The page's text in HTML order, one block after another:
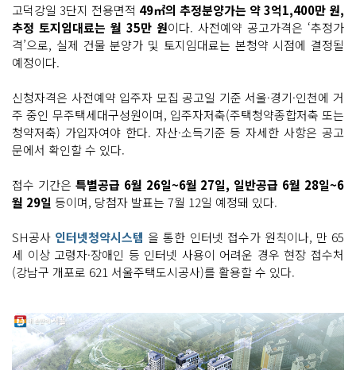
고덕강일 3단지 전용면적 49㎡의 추정분양가는 약 3억1,400만 원,
추정 토지임대료는 월 35만 원이다. 사전예약 공고가격은 ‘추정가
격’으로, 실제 건물 분양가 및 토지임대료는 본청약 시점에 결정될
예정이다.
신청자격은 사전예약 입주자 모집 공고일 기준 서울·경기·인천에 거
주 중인 무주택세대구성원이며, 입주자저축(주택청약종합저축 또는
청약저축) 가입자여야 한다. 자산·소득기준 등 자세한 사항은 공고
문에서 확인할 수 있다.
접수 기간은 특별공급 6월 26일~6월 27일, 일반공급 6월 28일~6
월 29일 등이며, 당첨자 발표는 7월 12일 예정돼 있다.
SH공사 인터넷청약시스템 을 통한 인터넷 접수가 원칙이나, 만 65
세 이상 고령자·장애인 등 인터넷 사용이 어려운 경우 현장 접수처
(강남구 개포로 621 서울주택도시공사)를 활용할 수 있다.